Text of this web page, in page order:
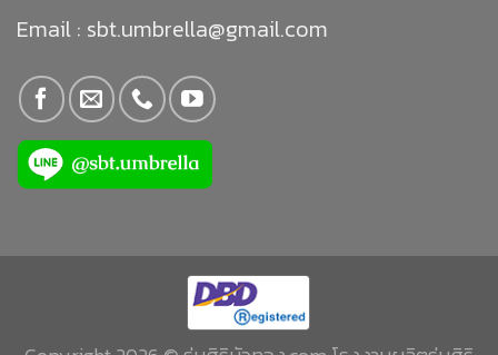
Email : sbt.umbrella@gmail.com